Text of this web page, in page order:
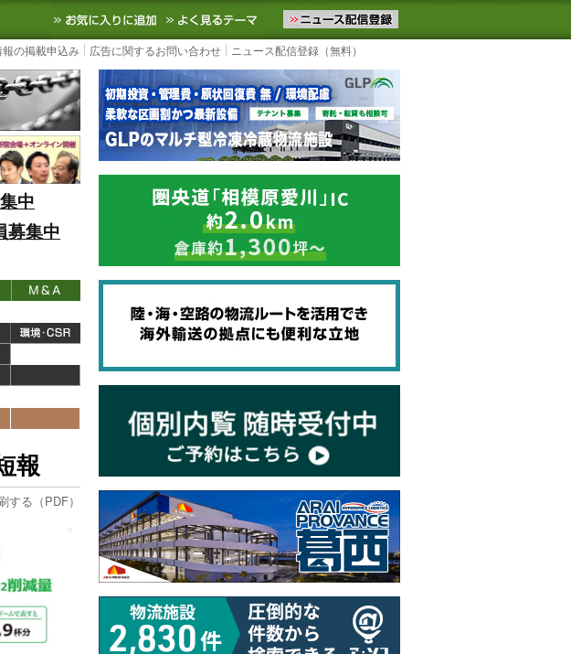
ど国内外の最新の物流ニュースをお届けします。物流ニュースメール配信を登録す
お気に入りに追加 よく見るテーマ
の掲載申込み 広告に関するお問い合わせ ニュース配信登録（無料）
中
募集中
報
する（PDF）